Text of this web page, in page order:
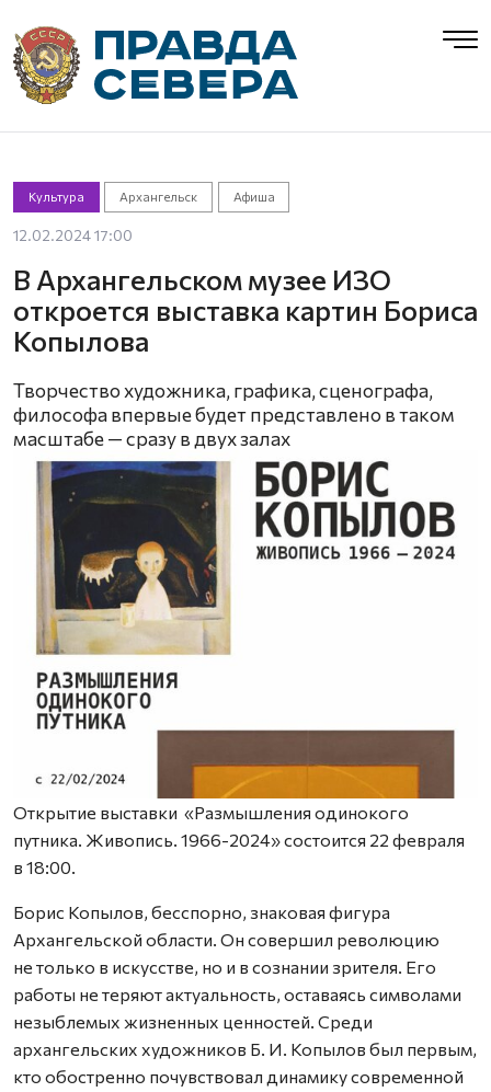
Культура Архангельск Афиша
12.02.2024 17:00
В Архангельском музее ИЗО
откроется выставка картин Бориса
Копылова
Творчество художника, графика, сценографа,
философа впервые будет представлено в таком
масштабе — сразу в двух залах
Открытие выставки «Размышления одинокого
путника. Живопись. 1966-2024» состоится 22 февраля
в 18:00.
Борис Копылов, бесспорно, знаковая фигура
Архангельской области. Он совершил революцию
не только в искусстве, но и в сознании зрителя. Его
работы не теряют актуальность, оставаясь символами
незыблемых жизненных ценностей. Среди
архангельских художников Б. И. Копылов был первым,
кто обостренно почувствовал динамику современной